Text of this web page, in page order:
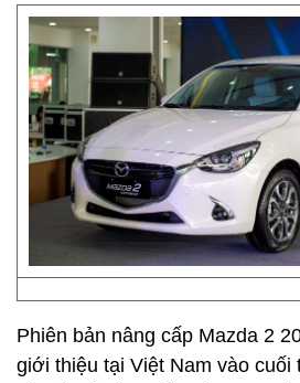
Phiên bản nâng cấp Mazda 2
giới thiệu tại Việt Nam vào cuối